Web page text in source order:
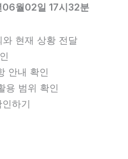
06월02일 17시32분
와 현재 상황 전달
안내 확인
용 범위 확인
하기